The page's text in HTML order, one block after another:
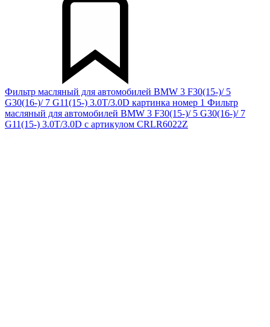
Фильтр масляный для автомобилей BMW 3 F30(15-)/ 5
G30(16-)/ 7 G11(15-) 3.0T/3.0D картинка номер 1 Фильтр
масляный для автомобилей BMW 3 F30(15-)/ 5 G30(16-)/ 7
G11(15-) 3.0T/3.0D с артикулом CRLR6022Z